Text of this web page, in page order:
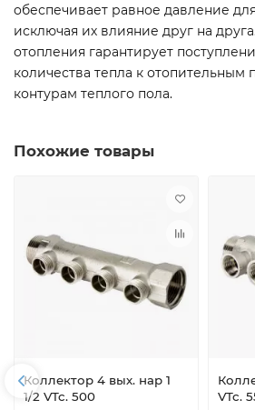
обеспечивает равное давление
исключая их влияние друг на
отопления гарантирует
количества тепла к отопительным
контурам теплого пола.
Похожие товары
Коллектор 4 вых. нар 1
1/2 VTc. 500
VTc.